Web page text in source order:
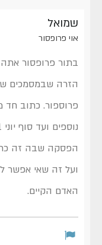
שמואל
אוי פרופסור
בתור פרופסור
הזרה שבמסמכים
הפסקה שבה זה
ועל זה שאי אפשר
האדם הקיים.